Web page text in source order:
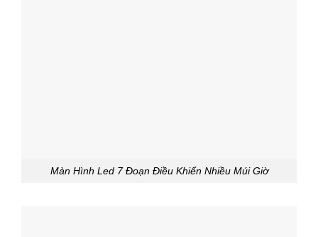
Màn Hình Led 7 Đoạn Điều Khiển Nhiều Múi Giờ